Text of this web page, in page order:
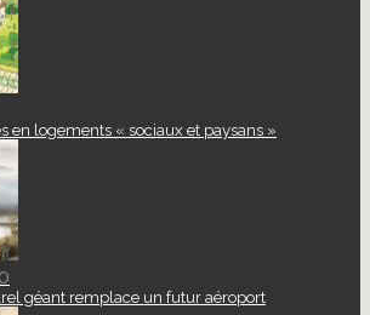
en logements « sociaux et paysans »
géant remplace un futur aéroport